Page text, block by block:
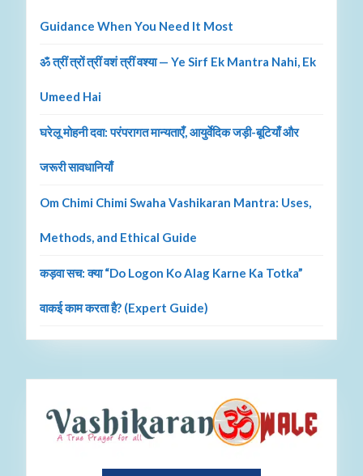
Guidance When You Need It Most
ॐ त्रीं त्रों त्रीं वशं त्रीं वश्या — Ye Sirf Ek Mantra Nahi, Ek
Umeed Hai
घरेलू मोहनी दवा: परंपरागत मान्यताएँ, आयुर्वेदिक जड़ी-बूटियाँ और
जरूरी सावधानियाँ
Om Chimi Chimi Swaha Vashikaran Mantra: Uses,
Methods, and Ethical Guide
कड़वा सच: क्या “Do Logon Ko Alag Karne Ka Totka”
वाकई काम करता है? (Expert Guide)